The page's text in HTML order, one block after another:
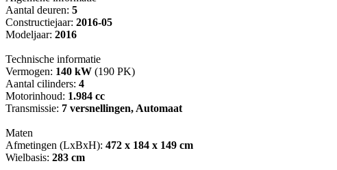
Aantal deuren: 5
Constructiejaar: 2016-05
Modeljaar: 2016
Technische informatie
Vermogen: 140 kW (190 PK)
Aantal cilinders: 4
Motorinhoud: 1.984 cc
Transmissie: 7 versnellingen, Automaat
Maten
Afmetingen (LxBxH): 472 x 184 x 149 cm
Wielbasis: 283 cm